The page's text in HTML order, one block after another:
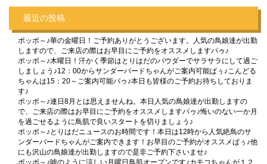
最近の投稿
ポッポ～♪華の金曜日！ご予約ありがとうございます。人気の鳥娘達が出勤
しますので、ご来店の際はお早目にご予約をオススメしますパゥ♪
ポッポ～♪木曜日！汗かく季節はとりはだのパウダーでサラサラにして過ご
しましょう♪12：00からサンダーバードちゃんがご案内可能ぱぅ♪こんどる
ちゃんは15：20～ご案内可能パゥ♪本日も皆様のご予約お待ちしておりま
す♪
ポッポ～♪連日8月とは思えませんね。本日人気の鳥娘達が出勤しますの
で、ご来店の際はお早目にご予約をオススメしますパゥ♪悔いのない一か月
を過ごせるように鳥肌で良いスタートを切りましょう♪
ポッポ～♪とりはだニュースのお時間です！本日は12時から人気絶鳥のサ
ンダーバードちゃんがご案内できます！お早目のご予約がオススメぱぅ♪他
にも沢山の鳥娘達が出勤しますので是非ご予約下さいませ♪
ポッポ～♪嘘のように涼しい月曜日鳥肌オープンです♪カモコちゃんが１２